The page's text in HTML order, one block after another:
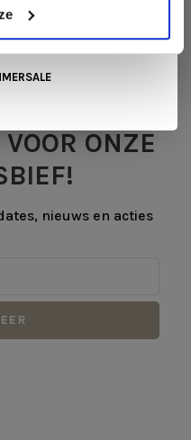
ONZE
nieuws en acties
Summer Sale van Snip
staat voor je klaar!